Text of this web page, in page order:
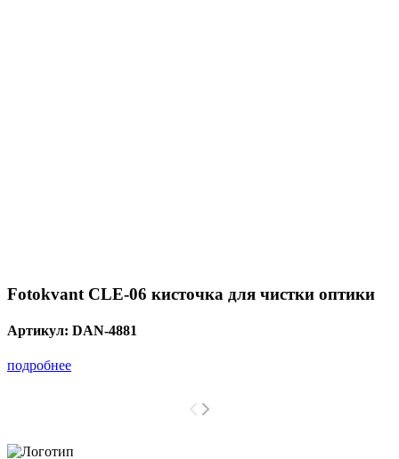
Fotokvant CLE-06 кисточка для чистки оптики
Артикул: DAN-4881
подробнее